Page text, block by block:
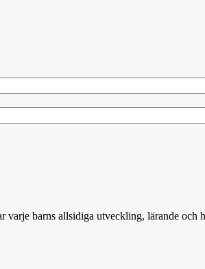
varje barns allsidiga utveckling, lärande och